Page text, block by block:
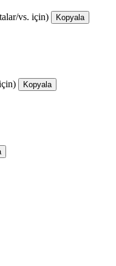
vs. için) Kopyala
Kopyala